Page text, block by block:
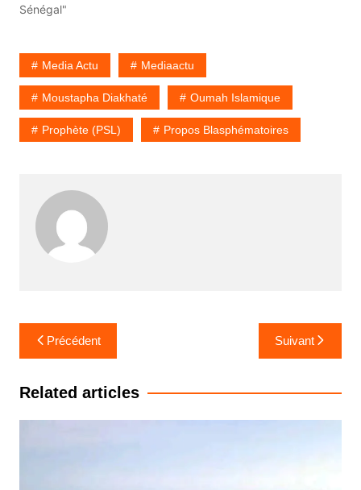
Sénégal"
Media Actu Mediaactu
Moustapha Diakhaté Oumah Islamique
Prophète (PSL) Propos Blasphématoires
Navigation
de
l’article
Précédent Suivant
Related articles